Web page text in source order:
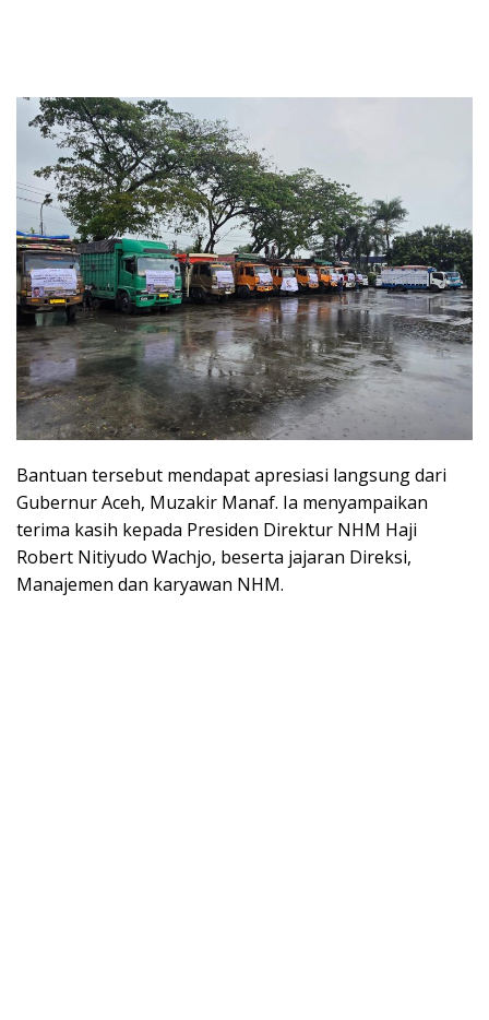
Bantuan tersebut mendapat apresiasi langsung dari
Gubernur Aceh, Muzakir Manaf. Ia menyampaikan
terima kasih kepada Presiden Direktur NHM Haji
Robert Nitiyudo Wachjo, beserta jajaran Direksi,
Manajemen dan karyawan NHM.